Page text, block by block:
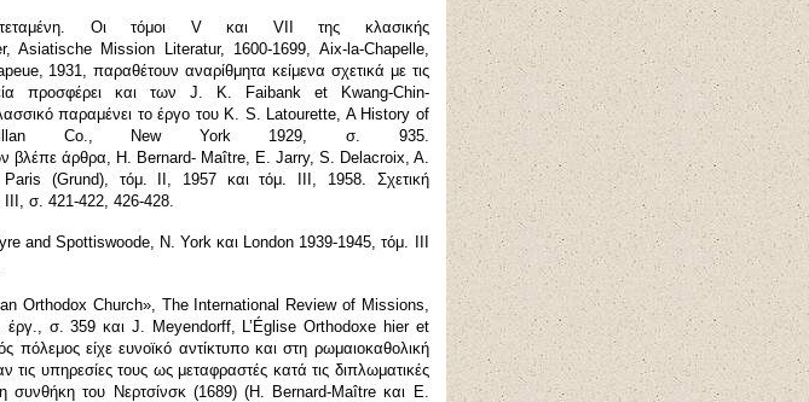
Οι τόμοι V και VIIτης κλασικής
Asiatische Mission Literatur, 1600-1699, Aix-la-Chapelle,
1931, παραθέτουν αναρίθμητα κείμενα σχετικά με τις
προσφέρει και των J. K. Faibank et Kwang-Chin-
παραμένει το έργο τουK. S. Latourette, A History of
Co., New York 1929, σ. 935.
βλέπε άρθρα , Η. Bernard- Maître, Ε . Jarry, S. Delacroix, A.
(Grund), τόμ. II , 1957 και τόμ. III, 1958. Σχετική
ΙΙΙ σ. 421-422, 426-428.
and Spottiswoode, N. Yorkκαι London 1939-1945,τόμ
ΙΙΙ
Orthodox Church», The International Review of Missions,
έργ., σ. 359και J. Meyendorff, L’Église Orthodoxe hier et
πόλεμος είχε ευνοϊκό αντίκτυπο και στη ρωμαιοκαθολική
υπηρεσίες τους ως μεταφραστές κατά τις διπλωματικές
συνθήκη του Νερτσίνσκ (1689) (Η. Bernard-Maître και Ε.